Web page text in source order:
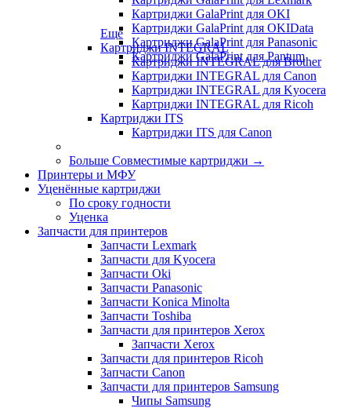
Картриджи GalaPrint для OKI
Картриджи GalaPrint для OKIData
Картриджи GalaPrint для Panasonic
Картриджи GalaPrint для Pantum
Еще
Картриджи INTEGRAL
Картриджи INTEGRAL для Brother
Картриджи INTEGRAL для Canon
Картриджи INTEGRAL для Kyocera
Картриджи INTEGRAL для Ricoh
Картриджи ITS
Картриджи ITS для Canon
Больше Совместимые картриджи →
Принтеры и МФУ
Уценённые картриджи
По сроку годности
Уценка
Запчасти для принтеров
Запчасти Lexmark
Запчасти для Kyocera
Запчасти Oki
Запчасти Panasonic
Запчасти Koniсa Minolta
Запчасти Toshiba
Запчасти для принтеров Xerox
Запчасти Xerox
Запчасти для принтеров Ricoh
Запчасти Canon
Запчасти для принтеров Samsung
Чипы Samsung